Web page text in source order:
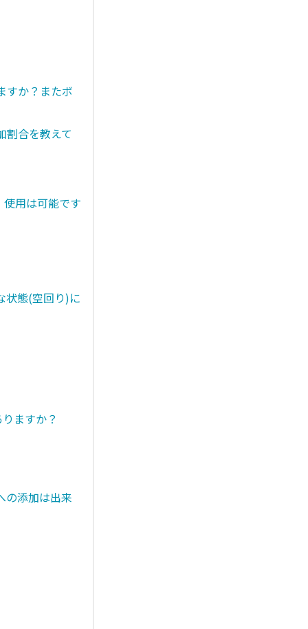
すか？またボ
割合を教えて
用は可能です
状態(空回り)に
ますか？
の添加は出来